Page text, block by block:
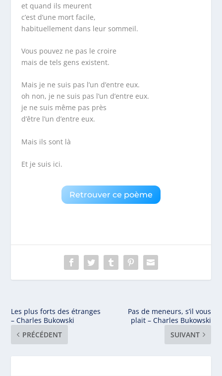
et quand ils meurent
c’est d’une mort facile,
habituellement dans leur sommeil.
Vous pouvez ne pas le croire
mais de tels gens existent.
Mais je ne suis pas l’un d’entre eux.
oh non, je ne suis pas l’un d’entre eux.
je ne suis même pas près
d’être l’un d’entre eux.
Mais ils sont là
Et je suis ici.
Retrouver ce poème
Les plus forts des étranges
– Charles Bukowski
PRÉCÉDENT
Pas de meneurs, s’il vous
plait – Charles Bukowski
SUIVANT